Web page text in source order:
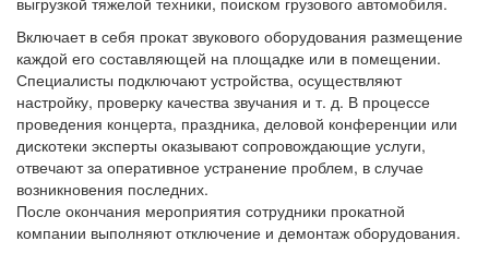
Включает в себя прокат звукового оборудования размещение
каждой его составляющей на площадке или в помещении.
Специалисты подключают устройства, осуществляют
настройку, проверку качества звучания и т. д. В процессе
проведения концерта, праздника, деловой конференции или
дискотеки эксперты оказывают сопровождающие услуги,
отвечают за оперативное устранение проблем, в случае
возникновения последних.
После окончания мероприятия сотрудники прокатной
компании выполняют отключение и демонтаж оборудования.